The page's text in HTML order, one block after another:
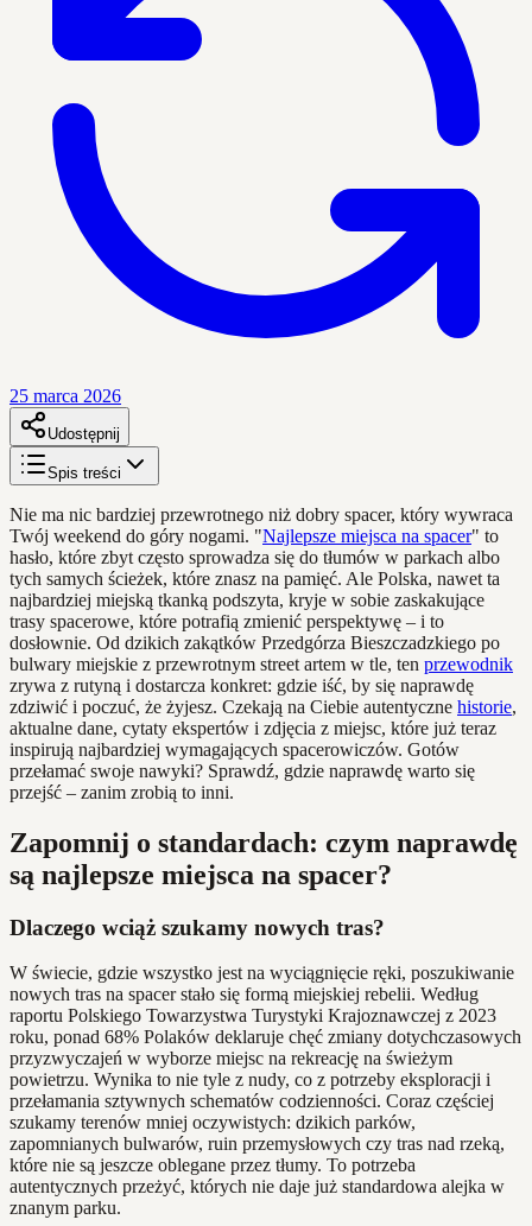
25 marca 2026
Udostępnij
Spis treści
Nie ma nic bardziej przewrotnego niż dobry spacer, który wywraca
Twój weekend do góry nogami. "Najlepsze miejsca na spacer" to
hasło, które zbyt często sprowadza się do tłumów w parkach albo
tych samych ścieżek, które znasz na pamięć. Ale Polska, nawet ta
najbardziej miejską tkanką podszyta, kryje w sobie zaskakujące
trasy spacerowe, które potrafią zmienić perspektywę – i to
dosłownie. Od dzikich zakątków Przedgórza Bieszczadzkiego po
bulwary miejskie z przewrotnym street artem w tle, ten przewodnik
zrywa z rutyną i dostarcza konkret: gdzie iść, by się naprawdę
zdziwić i poczuć, że żyjesz. Czekają na Ciebie autentyczne historie,
aktualne dane, cytaty ekspertów i zdjęcia z miejsc, które już teraz
inspirują najbardziej wymagających spacerowiczów. Gotów
przełamać swoje nawyki? Sprawdź, gdzie naprawdę warto się
przejść – zanim zrobią to inni.
Zapomnij o standardach: czym naprawdę
są najlepsze miejsca na spacer?
Dlaczego wciąż szukamy nowych tras?
W świecie, gdzie wszystko jest na wyciągnięcie ręki, poszukiwanie
nowych tras na spacer stało się formą miejskiej rebelii. Według
raportu Polskiego Towarzystwa Turystyki Krajoznawczej z 2023
roku, ponad 68% Polaków deklaruje chęć zmiany dotychczasowych
przyzwyczajeń w wyborze miejsc na rekreację na świeżym
powietrzu. Wynika to nie tyle z nudy, co z potrzeby eksploracji i
przełamania sztywnych schematów codzienności. Coraz częściej
szukamy terenów mniej oczywistych: dzikich parków,
zapomnianych bulwarów, ruin przemysłowych czy tras nad rzeką,
które nie są jeszcze oblegane przez tłumy. To potrzeba
autentycznych przeżyć, których nie daje już standardowa alejka w
znanym parku.